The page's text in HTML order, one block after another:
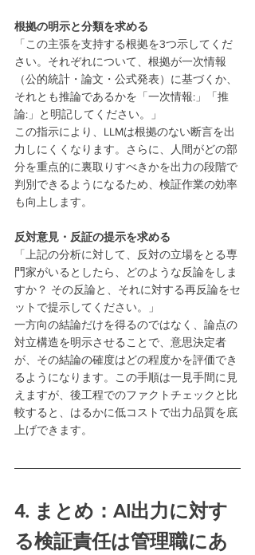
根拠の明示と分類を求める
「この主張を支持する根拠を3つ示してくだ
さい。それぞれについて、根拠が一次情報
（公的統計・論文・公式発表）に基づくか、
それとも推論であるかを「一次情報:」「推
論:」と明記してください。」
この指示により、LLMは根拠のない断言を出
力しにくくなります。さらに、人間がどの部
分を重点的に裏取りすべきかを出力の段階で
判別できるようになるため、検証作業の効率
も向上します。
反対意見・反証の提示を求める
「上記の分析に対して、反対の立場をとる専
門家がいるとしたら、どのような反論をしま
すか？ その反論と、それに対する再反論をセ
ットで提示してください。」
一方向の結論だけを得るのではなく、論点の
対立構造を明示させることで、意思決定者
が、その結論の確度はどの程度かを評価でき
るようになります。この手順は一見手間に見
えますが、後工程でのファクトチェックと比
較すると、はるかに低コストで出力品質を底
上げできます。
4. まとめ：AI出力に対す
る検証責任は管理職にあ